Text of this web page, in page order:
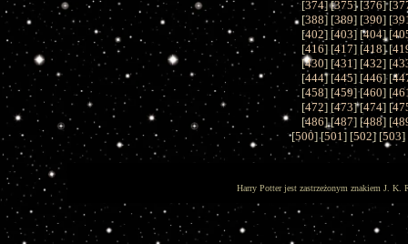
[374] [375] [376] [
[388] [389] [390] [
[402] [403] [404] [
[416] [417] [418] [
[430] [431] [432] [
[444] [445] [446] [
[458] [459] [460] [
[472] [473] [474] [
[486] [487] [488] [
[500] [501] [502] [503]
Harry Potter jest zastrzeżonym znakiem J. K.